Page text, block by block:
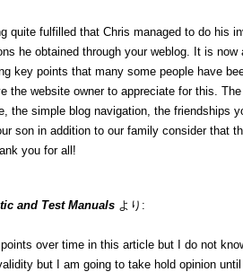
quite fulfilled that Chris managed to do his
he obtained through your weblog. It is now
key points that many some people have
the website owner to appreciate for this.
the simple blog navigation, the friendships
son in addition to our family consider that
you for all!
and Test Manuals より:
over time in this article but I do not
but I am going to take hold opinion